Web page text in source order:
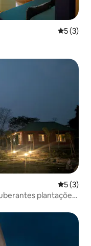
5 (3)
5 (3)
plantações